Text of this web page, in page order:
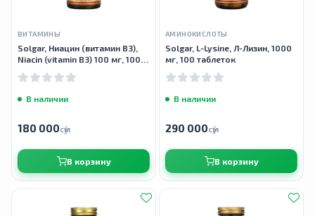
ВИТАМИНЫ
Solgar, Ниацин (витамин В3),
Niacin (vitamin B3) 100 мг, 100
В наличии
180 000сӯм
В корзину
АМИНОКИСЛОТЫ
Solgar, L-Lysine, Л-Лизин, 1000
мг, 100 таблеток
В наличии
290 000сӯм
В корзину